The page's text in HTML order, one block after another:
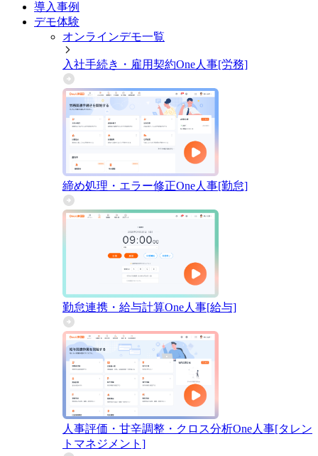
導入事例
デモ体験
オンラインデモ一覧
入社手続き・雇用契約One人事[労務]
締め処理・エラー修正One人事[勤怠]
勤怠連携・給与計算One人事[給与]
人事評価・甘辛調整・クロス分析One人事[タレン
トマネジメント]